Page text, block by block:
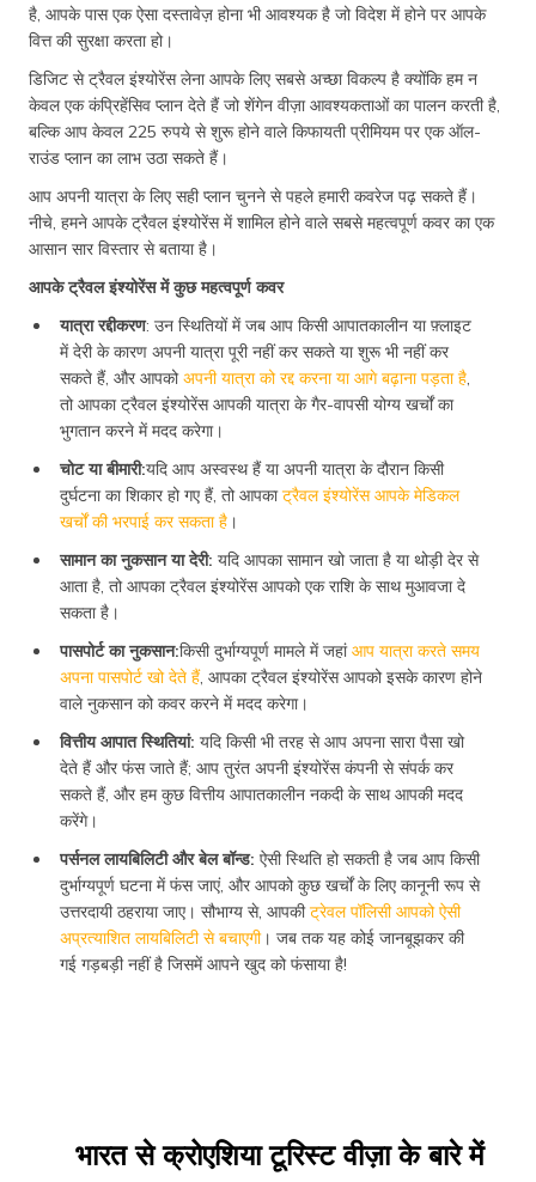
है, आपके पास एक ऐसा दस्तावेज़ होना भी आवश्यक है जो विदेश में होने पर आपके
वित्त की सुरक्षा करता हो।
डिजिट से ट्रैवल इंश्योरेंस लेना आपके लिए सबसे अच्छा विकल्प है क्योंकि हम न
केवल एक कंप्रिहेंसिव प्लान देते हैं जो शेंगेन वीज़ा आवश्यकताओं का पालन करती है,
बल्कि आप केवल 225 रुपये से शुरू होने वाले किफायती प्रीमियम पर एक ऑल-
राउंड प्लान का लाभ उठा सकते हैं।
आप अपनी यात्रा के लिए सही प्लान चुनने से पहले हमारी कवरेज पढ़ सकते हैं।
नीचे, हमने आपके ट्रैवल इंश्योरेंस में शामिल होने वाले सबसे महत्वपूर्ण कवर का एक
आसान सार विस्तार से बताया है।
आपके ट्रैवल इंश्योरेंस में कुछ महत्वपूर्ण कवर
यात्रा रद्दीकरण: उन स्थितियों में जब आप किसी आपातकालीन या फ़्लाइट
में देरी के कारण अपनी यात्रा पूरी नहीं कर सकते या शुरू भी नहीं कर
सकते हैं, और आपकोअपनी यात्रा को रद्द करना या आगे बढ़ाना पड़ता है,
तो आपका ट्रैवल इंश्योरेंस आपकी यात्रा के गैर-वापसी योग्य खर्चों का
भुगतान करने में मदद करेगा।
चोट या बीमारी:यदि आप अस्वस्थ हैं या अपनी यात्रा के दौरान किसी
दुर्घटना का शिकार हो गए हैं, तो आपकाट्रैवल इंश्योरेंस आपके मेडिकल
खर्चों की भरपाई कर सकता है ।
सामान का नुकसान या देरी: यदि आपका सामान खो जाता है या थोड़ी देर से
आता है, तो आपका ट्रैवल इंश्योरेंस आपको एक राशि के साथ मुआवजा दे
सकता है।
पासपोर्ट का नुकसान:किसी दुर्भाग्यपूर्ण मामले में जहांआप यात्रा करते समय
अपना पासपोर्ट खो देते हैं, आपका ट्रैवल इंश्योरेंस आपको इसके कारण होने
वाले नुकसान को कवर करने में मदद करेगा।
वित्तीय आपात स्थितियां: यदि किसी भी तरह से आप अपना सारा पैसा खो
देते हैं और फंस जाते हैं; आप तुरंत अपनी इंश्योरेंस कंपनी से संपर्क कर
सकते हैं, और हम कुछ वित्तीय आपातकालीन नकदी के साथ आपकी मदद
करेंगे।
पर्सनल लायबिलिटी और बेल बॉन्ड: ऐसी स्थिति हो सकती है जब आप किसी
दुर्भाग्यपूर्ण घटना में फंस जाएं, और आपको कुछ खर्चों के लिए कानूनी रूप से
उत्तरदायी ठहराया जाए। सौभाग्य से, आपकीट्रेवल पॉलिसी आपको ऐसी
अप्रत्याशित लायबिलिटी से बचाएगी। जब तक यह कोई जानबूझकर की
गई गड़बड़ी नहीं है जिसमें आपने खुद को फंसाया है!
भारत से क्रोएशिया टूरिस्ट वीज़ा के बारे में